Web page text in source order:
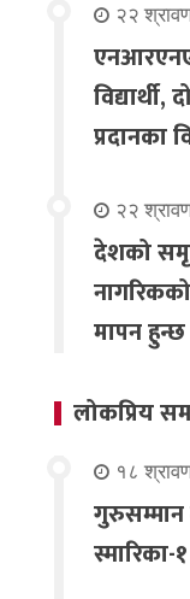
२२
२२
देशको
मापन हुन्छ
लोकप्रिय
१८
गुरुसम्मान